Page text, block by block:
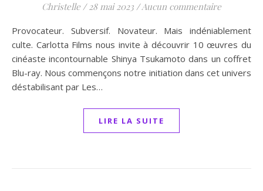
Christelle / 28 mai 2023 /Aucun commentaire
Provocateur. Subversif. Novateur. Mais indéniablement
culte. Carlotta Films nous invite à découvrir 10 œuvres du
cinéaste incontournable Shinya Tsukamoto dans un coffret
Blu-ray. Nous commençons notre initiation dans cet univers
déstabilisant par Les…
LIRE LA SUITE